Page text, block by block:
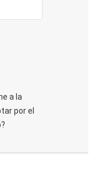
a la
por el